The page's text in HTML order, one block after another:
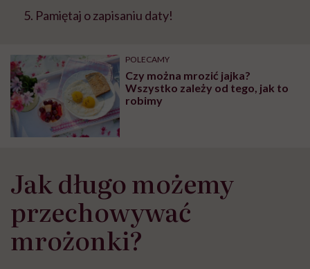
Pamiętaj o zapisaniu daty!
POLECAMY
Czy można mrozić jajka?
Wszystko zależy od tego, jak to
robimy
Jak długo możemy
przechowywać
mrożonki?